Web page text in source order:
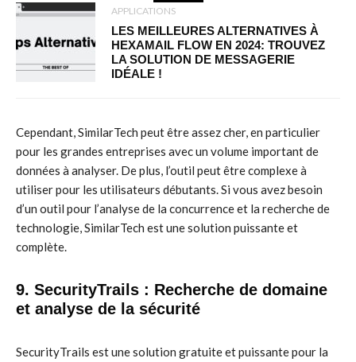
APPLICATIONS
LES MEILLEURES ALTERNATIVES À
HEXAMAIL FLOW EN 2024: TROUVEZ
LA SOLUTION DE MESSAGERIE
IDÉALE !
Cependant, SimilarTech peut être assez cher, en particulier
pour les grandes entreprises avec un volume important de
données à analyser. De plus, l’outil peut être complexe à
utiliser pour les utilisateurs débutants. Si vous avez besoin
d’un outil pour l’analyse de la concurrence et la recherche de
technologie, SimilarTech est une solution puissante et
complète.
9. SecurityTrails : Recherche de domaine
et analyse de la sécurité
SecurityTrails est une solution gratuite et puissante pour la